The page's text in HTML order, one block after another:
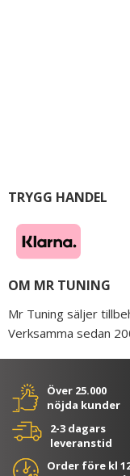
TRYGG HANDEL
OM MR TUNING
Mr Tuning säljer
Verksamma sedan
Över 25.000
nöjda kunder
2-3 dagars
leveranstid
Order före kl